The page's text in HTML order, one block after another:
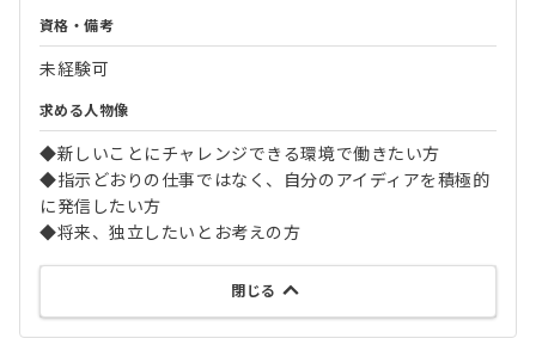
資格・備考
未経験可
求める人物像
◆新しいことにチャレンジできる環境で働きたい方
◆指示どおりの仕事ではなく、自分のアイディアを積極的
に発信したい方
◆将来、独立したいとお考えの方
閉じる